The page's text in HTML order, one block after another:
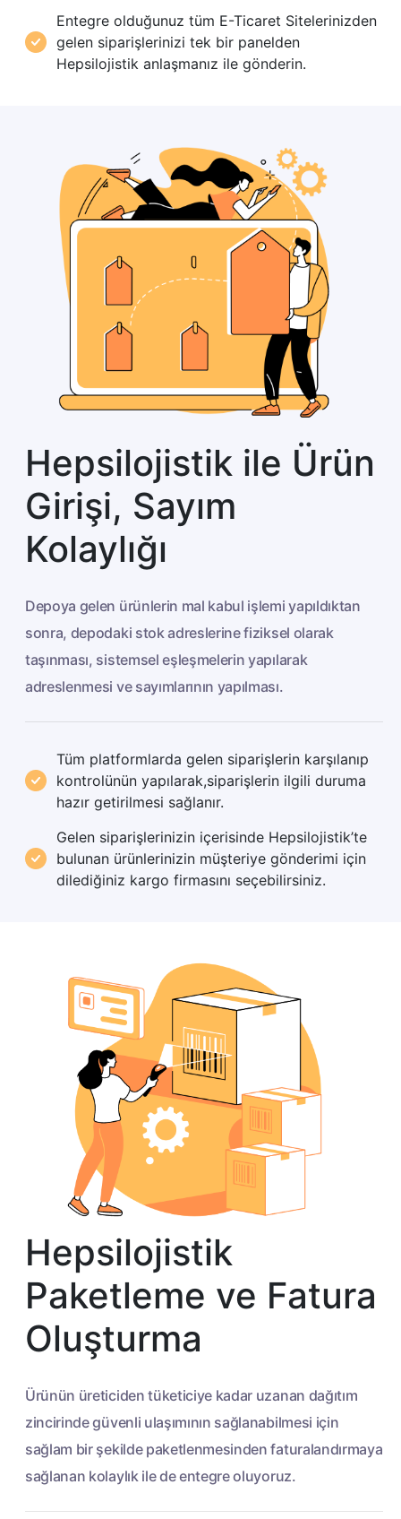
Entegre olduğunuz tüm E-Ticaret Sitelerinizden
gelen siparişlerinizi tek bir panelden
Hepsilojistik anlaşmanız ile gönderin.
Hepsilojistik ile Ürün
Girişi, Sayım
Kolaylığı
Depoya gelen ürünlerin mal kabul işlemi yapıldıktan
sonra, depodaki stok adreslerine fiziksel olarak
taşınması, sistemsel eşleşmelerin yapılarak
adreslenmesi ve sayımlarının yapılması.
Tüm platformlarda gelen siparişlerin karşılanıp
kontrolünün yapılarak,siparişlerin ilgili duruma
hazır getirilmesi sağlanır.
Gelen siparişlerinizin içerisinde Hepsilojistik’te
bulunan ürünlerinizin müşteriye gönderimi için
dilediğiniz kargo firmasını seçebilirsiniz.
Hepsilojistik
Paketleme ve Fatura
Oluşturma
Ürünün üreticiden tüketiciye kadar uzanan dağıtım
zincirinde güvenli ulaşımının sağlanabilmesi için
sağlam bir şekilde paketlenmesinden faturalandırmaya
sağlanan kolaylık ile de entegre oluyoruz.